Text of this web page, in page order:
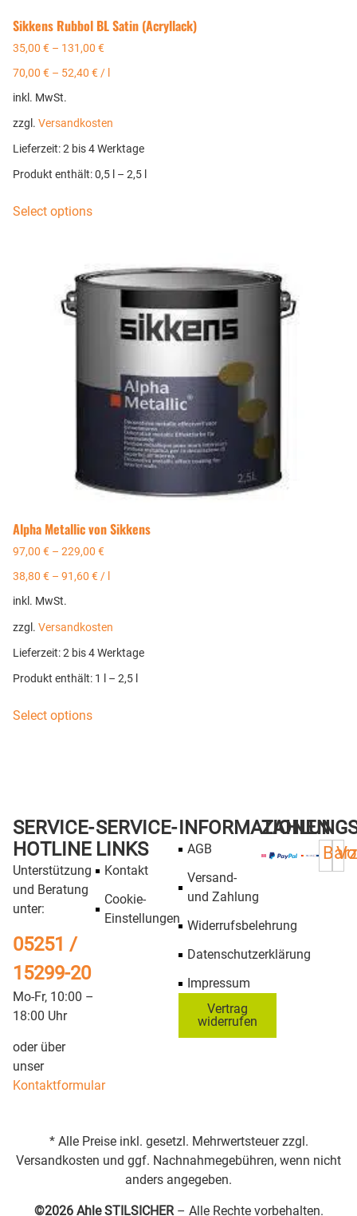
Sikkens Rubbol BL Satin (Acryllack)
35,00 € – 131,00 €
70,00 € – 52,40 € /
inkl. MwSt.
zzgl. Versandkosten
Lieferzeit:2 bis 4 Werktage
Produkt enthält: 0,5 l – 2,5 l
Select options
Alpha Metallic von Sikkens
97,00 € – 229,00 €
38,80 € – 91,60 €/
inkl. MwSt.
zzgl. Versandkosten
Lieferzeit:2 bis 4 Werktage
Produkt enthält: 1
– 2,5
Select options
SERVICE-
HOTLINE
Unterstützung
und Beratung
unter:
05251 /
15299-20
Mo-Fr, 10:00 –
18:00 Uhr
oder über
unser
Kontaktformular
SERVICE-
LINKS
Kontakt
Cookie-
Einstellungen
INFORMATIONEN
AGB
Versand-
und Zahlung
Widerrufsbelehrung
Datenschutzerklärung
Impressum
Vertrag
widerrufen
* Alle Preise inkl. gesetzl. Mehrwertsteuer zzgl.
Versandkosten und ggf. Nachnahmegebühren, wenn nicht
anders angegeben.
©2026 Ahle STILSICHER– Alle Rechte vorbehalten.